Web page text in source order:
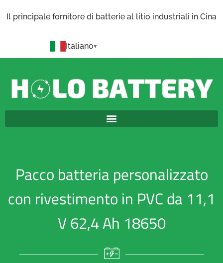
Il principale fornitore di batterie al litio industriali in Cina
Italiano
Pacco batteria personalizzato
con rivestimento in PVC da 11,1
V 62,4 Ah 18650